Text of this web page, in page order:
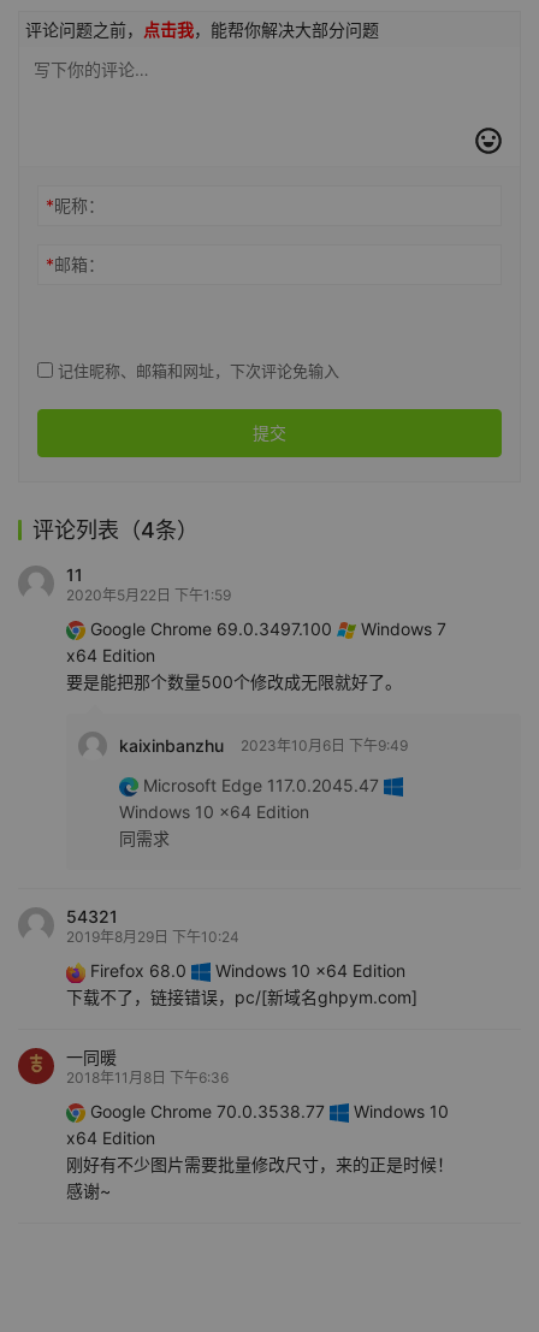
评论问题之前， 点击我，能帮你解决大部分问题
*昵称：
*邮箱：
记住昵称、邮箱和网址，下次评论免输入
提交
评论列表（4条）
11
2020年5月22日 下午1:59
Google Chrome 69.0.3497.100
Windows 7
x64 Edition
要是能把那个数量500个修改成无限就好了。
kaixinbanzhu 2023年10月6日 下午9:49
Microsoft Edge 117.0.2045.47
Windows 10 x64 Edition
同需求
54321
2019年8月29日 下午10:24
Firefox 68.0
Windows 10 x64 Edition
下载不了，链接错误，pc/[新域名ghpym.com]
一同暖
2018年11月8日 下午6:36
Google Chrome 70.0.3538.77
Windows 10
x64 Edition
刚好有不少图片需要批量修改尺寸，来的正是时候！
感谢~